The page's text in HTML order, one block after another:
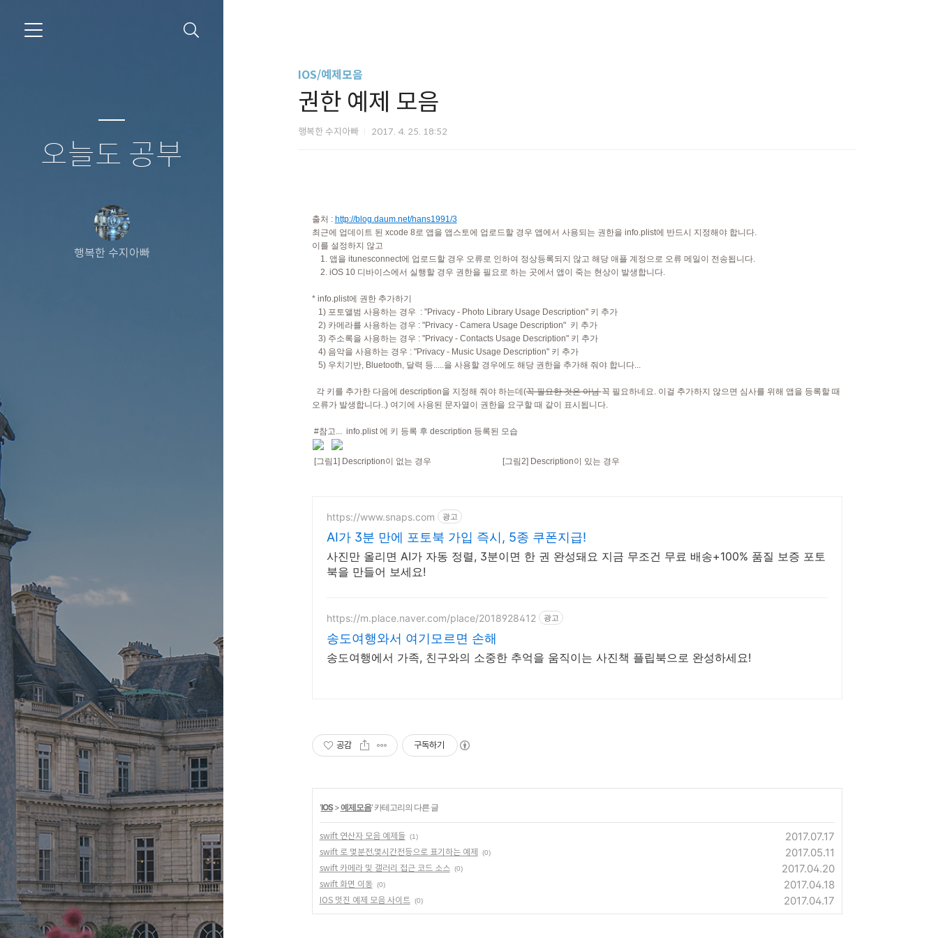
오늘도 공부
행복한 수지아빠
IOS/예제모음
권한 예제 모음
행복한 수지아빠 2017. 4. 25. 18:52
출처 : http://blog.daum.net/hans1991/3
최근에 업데이트 된 xcode 8로 앱을 앱스토에 업로드할 경우 앱에서 사용되는 권한을 info.plist에 반드시 지정해야 합니다.
이를 설정하지 않고
1. 앱을 itunesconnect에 업로드할 경우 오류로 인하여 정상등록되지 않고 해당 애플 계정으로 오류 메일이 전송됩니다.
2. iOS 10 디바이스에서 실행할 경우 권한을 필요로 하는 곳에서 앱이 죽는 현상이 발생합니다.
* info.plist에 권한 추가하기
1) 포토앨범 사용하는 경우 : "Privacy - Photo Library Usage Description" 키 추가
2) 카메라를 사용하는 경우 : "Privacy - Camera Usage Description" 키 추가
3) 주소록을 사용하는 경우 : "Privacy - Contacts Usage Description" 키 추가
4) 음악을 사용하는 경우 : "Privacy - Music Usage Description" 키 추가
5) 우치기반, Bluetooth, 달력 등.....을 사용할 경우에도 해당 권한을 추가해 줘야 합니다...
각 키를 추가한 다음에 description을 지정해 줘야 하는데(꼭 필요한 것은 아님꼭 필요하네요. 이걸 추가하지 않으면 심사를 위해 앱을 등록할 때
오류가 발생합니다..) 여기에 사용된 문자열이 권한을 요구할 때 같이 표시됩니다.
#참고... info.plist 에 키 등록 후 description 등록된 모습
[그림1] Description이 없는 경우 [그림2] Description이 있는 경우
https://www.snaps.com 광고
AI가 3분 만에 포토북 가입 즉시, 5종 쿠폰지급!
사진만 올리면 AI가 자동 정렬, 3분이면 한 권 완성돼요 지금 무조건 무료 배송+100% 품질 보증 포토
북을 만들어 보세요!
https://m.place.naver.com/place/2018928412 광고
송도여행와서 여기모르면 손해
송도여행에서 가족, 친구와의 소중한 추억을 움직이는 사진책 플립북으로 완성하세요!
공감 구독하기
'IOS>예제모음' 카테고리의 다른 글
swift 연산자 모음 예제들 (1) 2017.07.17
swift 로 몇분전,몇시간전등으로 표기하는 예제 (0) 2017.05.11
swift 카메라 및 갤러리 접근 코드 소스 (0) 2017.04.20
swift 화면 이동 (0) 2017.04.18
IOS 멋진 예제 모음 사이트 (0) 2017.04.17